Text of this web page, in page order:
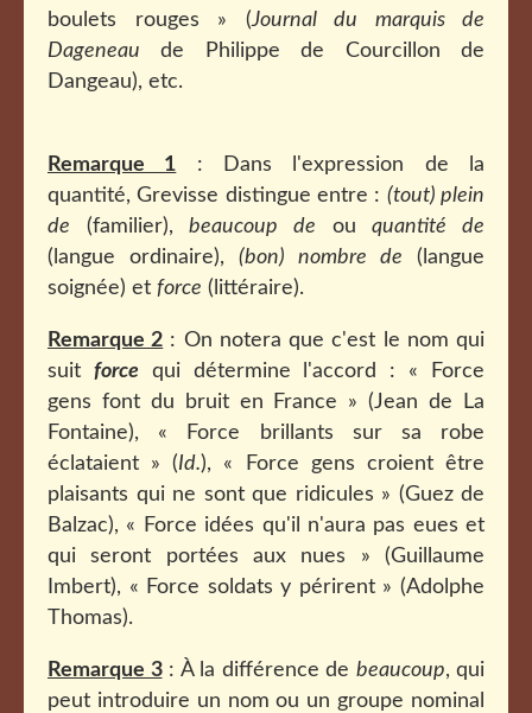
boulets rouges » (Journal du marquis de
Dageneau de Philippe de Courcillon de
Dangeau), etc.
Remarque 1 : Dans l'expression de la
quantité, Grevisse distingue entre : (tout) plein
de (familier),beaucoup de ouquantité de
(langue ordinaire), (bon) nombre de (langue
soignée) et force (littéraire).
Remarque 2 : On notera que c'est le nom qui
suit forcequi détermine l'accord : « Force
gens font du bruit en France » (Jean de La
Fontaine), « Force brillants sur sa robe
éclataient » (Id.), « Force gens croient être
plaisants qui ne sont que ridicules » (Guez de
Balzac), «
Force idées qu'il n'aura pas eues et
qui seront portées aux nues » (Guillaume
Imbert), « Force soldats y périrent » (Adolphe
Thomas).
Remarque 3: À la différence de beaucoup, qui
peut introduire un nom ou un groupe nominal